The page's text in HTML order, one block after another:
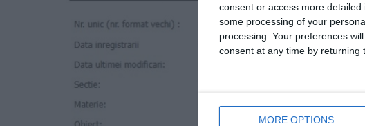
consent or access more
some processing of your
processing. Your preferences
consent at any time by returning
MORE OPTIONS